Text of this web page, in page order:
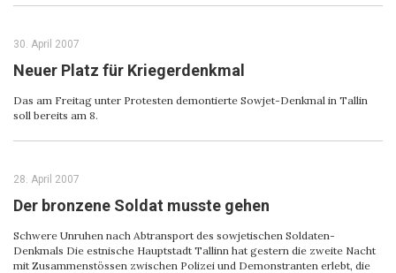
30. April 2007
Neuer Platz für Kriegerdenkmal
Das am Freitag unter Protesten demontierte Sowjet-Denkmal in Tallin
soll bereits am 8.
28. April 2007
Der bronzene Soldat musste gehen
Schwere Unruhen nach Abtransport des sowjetischen Soldaten-
Denkmals Die estnische Hauptstadt Tallinn hat gestern die zweite Nacht
mit Zusammenstössen zwischen Polizei und Demonstranten erlebt, die